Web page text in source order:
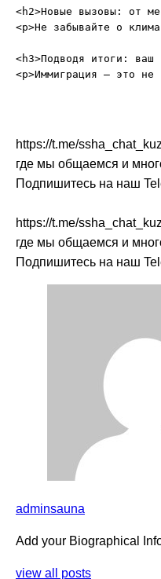
<h2>Новые вызовы: от
<p>Не забывайте о
<h3>Подводя итоги:
https://t.me/
где мы общаемся и
Подпишитесь на наш
https://t.me/
где мы общаемся и
Подпишитесь на наш
adminsauna
Add your Biographical
view all posts